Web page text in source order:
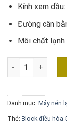
Kính xem
Đường cân
Môi chất lạnh
Máy Nén C-
Danh mục: Máy nén
Thẻ: Block điều hòa